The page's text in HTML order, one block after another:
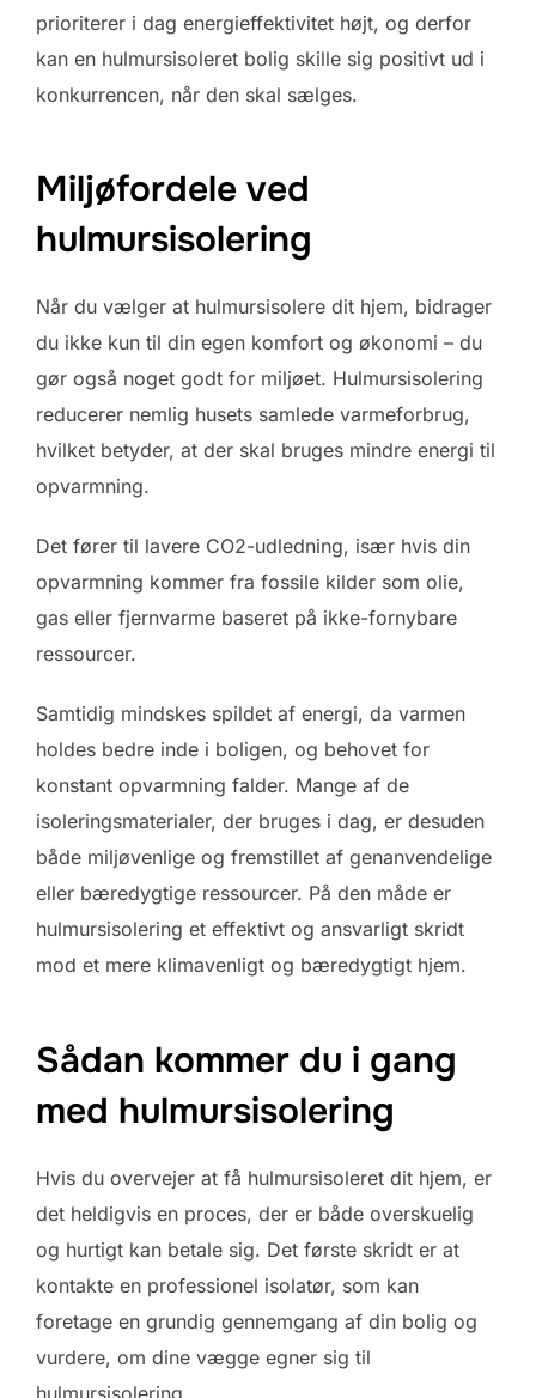
prioriterer i dag energieffektivitet højt, og derfor
kan en hulmursisoleret bolig skille sig positivt ud i
konkurrencen, når den skal sælges.
Miljøfordele ved
hulmursisolering
Når du vælger at hulmursisolere dit hjem, bidrager
du ikke kun til din egen komfort og økonomi – du
gør også noget godt for miljøet. Hulmursisolering
reducerer nemlig husets samlede varmeforbrug,
hvilket betyder, at der skal bruges mindre energi til
opvarmning.
Det fører til lavere CO2-udledning, især hvis din
opvarmning kommer fra fossile kilder som olie,
gas eller fjernvarme baseret på ikke-fornybare
ressourcer.
Samtidig mindskes spildet af energi, da varmen
holdes bedre inde i boligen, og behovet for
konstant opvarmning falder. Mange af de
isoleringsmaterialer, der bruges i dag, er desuden
både miljøvenlige og fremstillet af genanvendelige
eller bæredygtige ressourcer. På den måde er
hulmursisolering et effektivt og ansvarligt skridt
mod et mere klimavenligt og bæredygtigt hjem.
Sådan kommer du i gang
med hulmursisolering
Hvis du overvejer at få hulmursisoleret dit hjem, er
det heldigvis en proces, der er både overskuelig
og hurtigt kan betale sig. Det første skridt er at
kontakte en professionel isolatør, som kan
foretage en grundig gennemgang af din bolig og
vurdere, om dine vægge egner sig til
hulmursisolering.